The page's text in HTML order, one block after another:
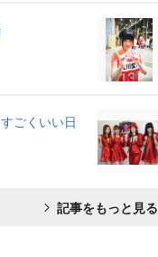
ごくいい日
記事をもっと見る